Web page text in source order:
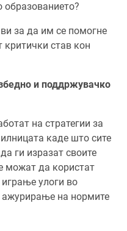
образованието?
за да им се помогне
критички став кон
и поддржувачко
на стратегии за
каде што сите
ги изразат своите
можат да користат
улоги во
ажурирање на нормите